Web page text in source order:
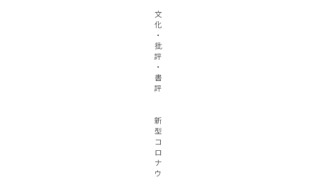
文
化
・
批
評
・
書
評
新
型
コ
ロ
ナ
ウ